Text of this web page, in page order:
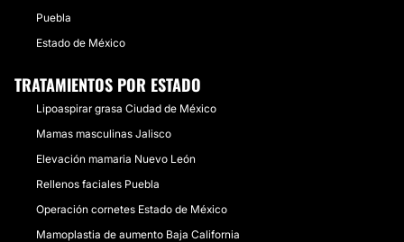
Puebla
Estado de México
TRATAMIENTOS POR ESTADO
Lipoaspirar grasa Ciudad de México
Mamas masculinas Jalisco
Elevación mamaria Nuevo León
Rellenos faciales Puebla
Operación cornetes Estado de México
Mamoplastia de aumento Baja California